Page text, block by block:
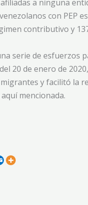
a ninguna
con PEP
contributivo y
serie de esfuerzos
20 de enero de
y facilitó la
mencionada.